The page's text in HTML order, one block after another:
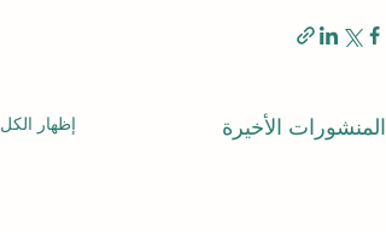
المنشورات الأخيرة إظهار الكل